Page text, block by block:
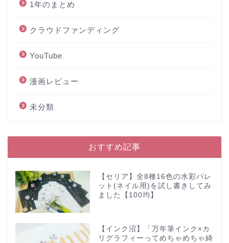
1年のまとめ
クラウドファンディング
YouTube
漫画レビュー
未分類
おすすめ記事
【セリア】全8種16色の水彩パレ
ット(ネイル用)を試し書きしてみ
ました【100均】
【インク沼】「万年筆インク×カ
リグラフィーってめちゃめちゃ綺